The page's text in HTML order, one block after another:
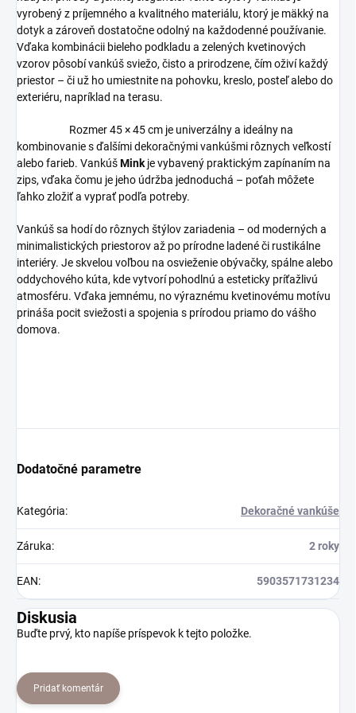
vyrobený z príjemného a kvalitného materiálu, ktorý je mäkký na
dotyk a zároveň dostatočne odolný na každodenné používanie.
Vďaka kombinácii bieleho podkladu a zelených kvetinových
vzorov pôsobí vankúš sviežo, čisto a prirodzene, čím oživí každý
priestor – či už ho umiestnite na pohovku, kreslo, posteľ alebo do
exteriéru, napríklad na terasu.
Rozmer 45 × 45 cm je univerzálny a ideálny na
kombinovanie s ďalšími dekoračnými vankúšmi rôznych veľkostí
alebo farieb. VankúšMink je vybavený praktickým zapínaním na
zips, vďaka čomu je jeho údržba jednoduchá – poťah môžete
ľahko zložiť a vyprať podľa potreby.
Vankúš sa hodí do rôznych štýlov zariadenia – od moderných a
minimalistických priestorov až po prírodne ladené či rustikálne
interiéry. Je skvelou voľbou na osvieženie obývačky, spálne alebo
oddychového kúta, kde vytvorí pohodlnú a esteticky príťažlivú
atmosféru. Vďaka jemnému, no výraznému kvetinovému motívu
prináša pocit sviežosti a spojenia s prírodou priamo do vášho
domova.
Dodatočné parametre
Kategória: Dekoračné vankúše
Záruka: 2 roky
EAN: 5903571731234
Diskusia
Buďte prvý, kto napíše príspevok k tejto položke.
Pridať komentár